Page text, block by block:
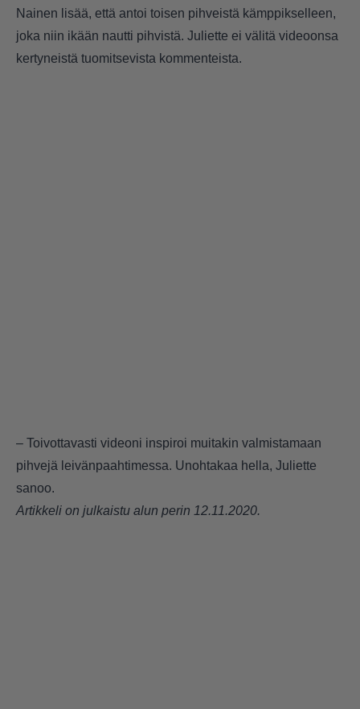
Nainen lisää, että antoi toisen pihveistä kämppikselleen,
joka niin ikään nautti pihvistä. Juliette ei välitä videoonsa
kertyneistä tuomitsevista kommenteista.
– Toivottavasti videoni inspiroi muitakin valmistamaan
pihvejä leivänpaahtimessa. Unohtakaa hella, Juliette
sanoo.
Artikkeli on julkaistu alun perin 12.11.2020.